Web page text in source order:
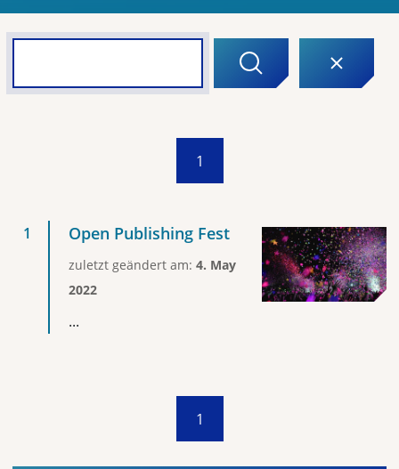
1
Open Publishing Fest
zuletzt geändert am: 4. May
2022
...
1